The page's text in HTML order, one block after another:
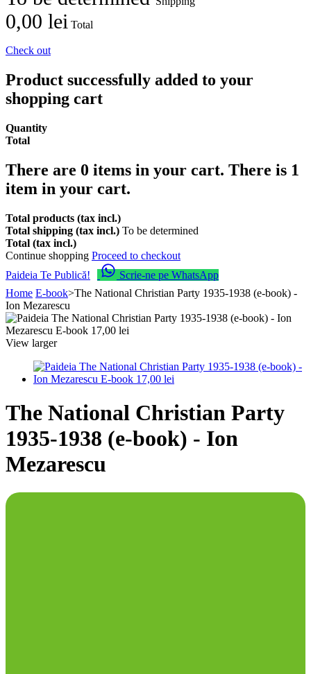
0,00 lei Total
Check out
Product successfully added to your
shopping cart
Quantity
Total
There are 0 items in your cart. There is 1
item in your cart.
Total products (tax incl.)
Total shipping (tax incl.) To be determined
Total (tax incl.)
Continue shopping Proceed to checkout
Paideia Te Publică!
Scrie-ne pe WhatsApp
Home E-book>The National Christian Party 1935-1938 (e-book) -
Ion Mezarescu
View larger
The National Christian Party
1935-1938 (e-book) - Ion
Mezarescu